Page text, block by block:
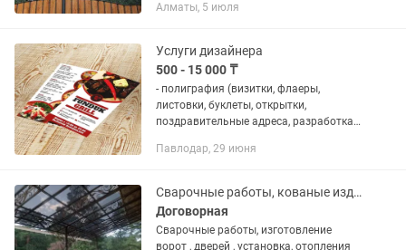
лист , мягкая кровля)а также кованые
Алматы, 5 июля
Услуги дизайнера
500 - 15 000 ₸
- полиграфия (визитки, флаеры,
листовки, буклеты, открытки,
поздравительные адреса, разработка
и т.д.), верстка книг/журналов/газет, и
Павлодар, 29 июня
Сварочные работы, кованые изделия
Договорная
Сварочные работы, изготовление
ворот , дверей , установка, отопления